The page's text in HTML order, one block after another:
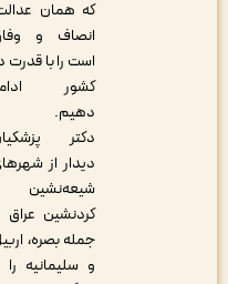
که همان عدالت،
انصاف و وفاق
است را با قدرت در
کشور ادامه
دکتر پزشکیان
دیدار از شهرهای
شیعه‌نشین و
کردنشین عراق از
جمله بصره، اربیل
و سلیمانیه را از